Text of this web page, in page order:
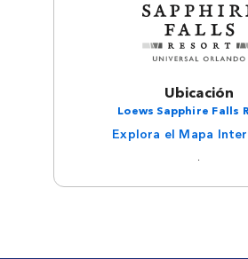
Ubicación
Loews Sapphire Falls
Explora el Mapa